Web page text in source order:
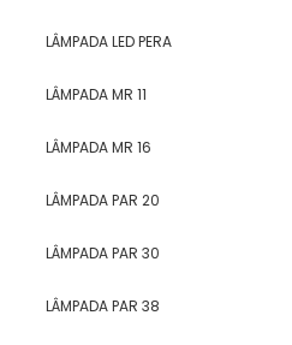
LÂMPADA LED PERA
LÂMPADA MR 11
LÂMPADA MR 16
LÂMPADA PAR 20
LÂMPADA PAR 30
LÂMPADA PAR 38